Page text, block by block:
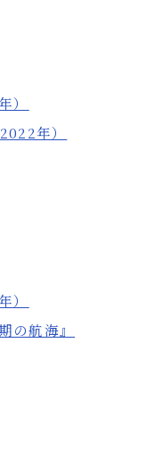
）
年）
）
の航海』